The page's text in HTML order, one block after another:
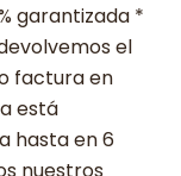
garantizada *
el
factura en
está
hasta en 6
nuestros